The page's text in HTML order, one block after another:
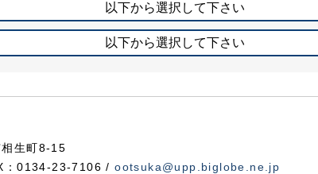
以下から選択して下さい
以下から選択して下さい
生町8-15
：0134-23-7106 /ootsuka@upp.biglobe.ne.jp